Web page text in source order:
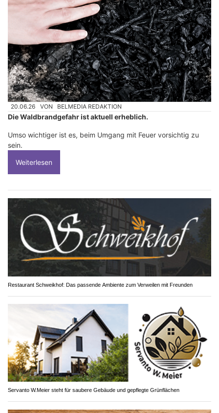
20.06.26 VON BELMEDIA REDAKTION
Die Waldbrandgefahr ist aktuell erheblich.
Umso wichtiger ist es, beim Umgang mit Feuer vorsichtig zu
sein.
Weiterlesen
Restaurant Schweikhof: Das passende Ambiente zum Verweilen mit Freunden
Servanto W.Meier steht für saubere Gebäude und gepflegte Grünflächen